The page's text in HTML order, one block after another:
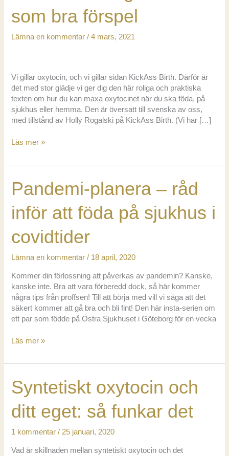
som bra förspel
Lämna en kommentar /4 mars, 2021
Vi gillar oxytocin, och vi gillar sidan KickAss Birth. Därför är
det med stor glädje vi ger dig den här roliga och praktiska
texten om hur du kan maxa oxytocinet när du ska föda, på
sjukhus eller hemma. Den är översatt till svenska av oss,
med tillstånd av Holly Rogalski på KickAss Birth. (Vi har […]
Bra
är
bra
förspel
Läs mer »
Pandemi-planera – råd
inför att föda på sjukhus i
covidtider
Lämna en kommentar / 18 april, 2020
Kommer din förlossning att påverkas av pandemin? Kanske,
kanske inte. Bra att vara förberedd dock, så här kommer
några tips från proffsen! Till att börja med vill vi säga att det
säkert kommer att gå bra och bli fint! Den här insta-serien om
ett par som födde på Östra Sjukhuset i Göteborg för en vecka
Pandemi-
–
inför
att
föda
på
i
covidtider
Läs mer »
Syntetiskt oxytocin och
ditt eget: så funkar det
1 kommentar /25 januari, 2020
Vad är skillnaden mellan syntetiskt oxytocin och det